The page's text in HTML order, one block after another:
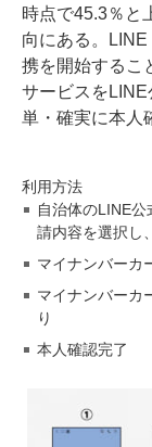
時点で45.3％と
向にある。
携を開始するこ
サービスを
単・確実に本人
利用方法
自治体のLINE
請内容を選択し
マイナンバーカ
マイナンバーカ
り
本人確認完了